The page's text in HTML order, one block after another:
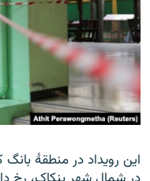
این رویداد در منطقۀ بانگ